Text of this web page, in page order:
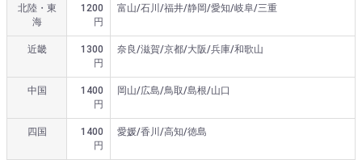
北陸・東
海
1200
円
富山/石川/福井/静岡/愛知/岐阜/三重
近畿
1300
円
奈良/滋賀/京都/大阪/兵庫/和歌山
中国
1400
円
岡山/広島/鳥取/島根/山口
四国
1400
円
愛媛/香川/高知/徳島